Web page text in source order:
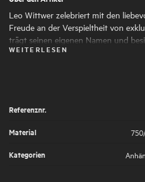
Leo Wittwer zelebriert mit den
Freude an der Verspieltheit von
trägt seinen eigenen Namen und
zum ganz persönlichen Begleiter im
WEITERLESEN
Referenznr.
Material
Kategorien